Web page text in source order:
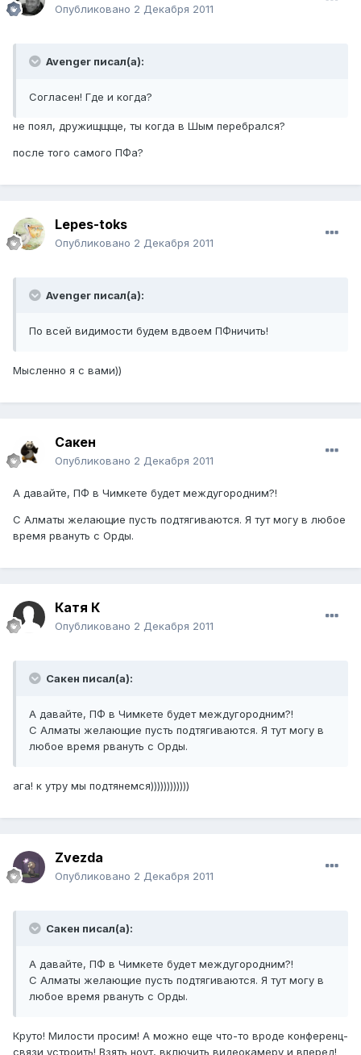
Опубликовано 2 Декабря 2011
Avenger писал(а):
Согласен! Где и когда?
не поял, дружищщще, ты когда в Шым перебрался?
после того самого ПФа?
Lepes-toks
Опубликовано 2 Декабря 2011
Avenger писал(а):
По всей видимости будем вдвоем ПФничить!
Мысленно я с вами))
Сакен
Опубликовано 2 Декабря 2011
А давайте, ПФ в Чимкете будет междугородним?!
С Алматы желающие пусть подтягиваются. Я тут могу в любое
время рвануть с Орды.
Катя К
Опубликовано 2 Декабря 2011
Сакен писал(а):
А давайте, ПФ в Чимкете будет междугородним?!
С Алматы желающие пусть подтягиваются. Я тут могу в
любое время рвануть с Орды.
ага! к утру мы подтянемся))))))))))))
Zvezda
Опубликовано 2 Декабря 2011
Сакен писал(а):
А давайте, ПФ в Чимкете будет междугородним?!
С Алматы желающие пусть подтягиваются. Я тут могу в
любое время рвануть с Орды.
Круто! Милости просим! А можно еще что-то вроде конференц-
связи устроить! Взять ноут, включить видеокамеру и вперед!